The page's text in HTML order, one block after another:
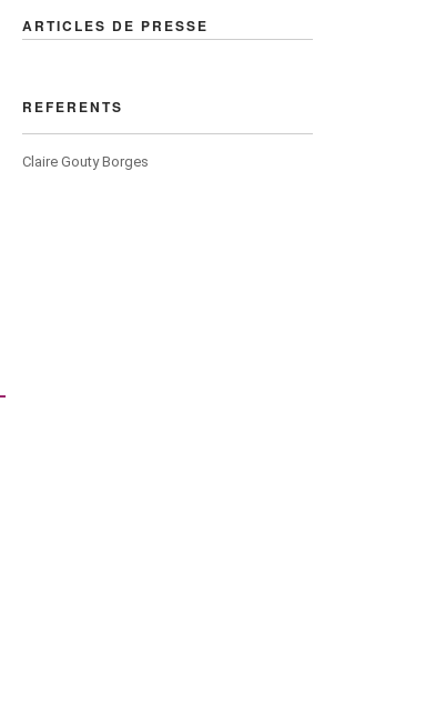
ARTICLES DE PRESSE
REFERENTS
Claire Gouty Borges